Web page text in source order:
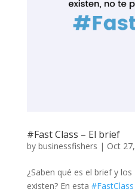
#Fast Class – El brief
by businessfishers | Oct
¿Saben qué es el brief y
existen? En esta #FastClass